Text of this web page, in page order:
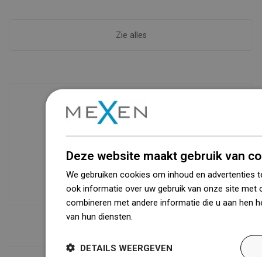
Zie alles
Beschikbaarheid van goederen
Een modern logistiek centrum met een
oppervlakte van 31.000 m² met meer
dan 1500.000 beschikbare producten!
Deze website maakt gebruik van
We gebruiken cookies om inhoud en advertenties
ook informatie over uw gebruik van onze site met
combineren met andere informatie die u aan hen
van hun diensten.
DETAILS WEERGEVEN